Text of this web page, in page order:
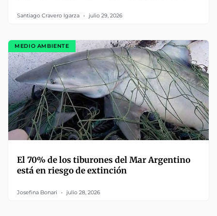
Santiago Cravero Igarza julio 29, 2026
MEDIO AMBIENTE
El 70% de los tiburones del Mar Argentino
está en riesgo de extinción
Josefina Bonari julio 28, 2026